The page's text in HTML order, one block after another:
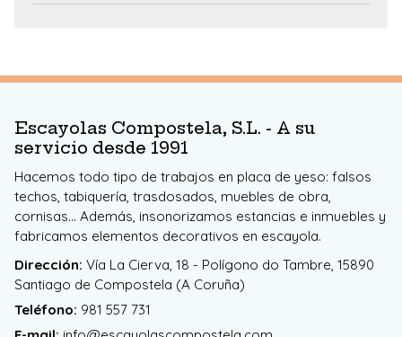
Escayolas Compostela, S.L. - A su
servicio desde 1991
Hacemos todo tipo de trabajos en placa de yeso: falsos
techos, tabiquería, trasdosados, muebles de obra,
cornisas... Además, insonorizamos estancias e inmuebles y
fabricamos elementos decorativos en escayola.
Dirección: Vía La Cierva, 18 - Polígono do Tambre, 15890
Santiago de Compostela (A Coruña)
Teléfono: 981 557 731